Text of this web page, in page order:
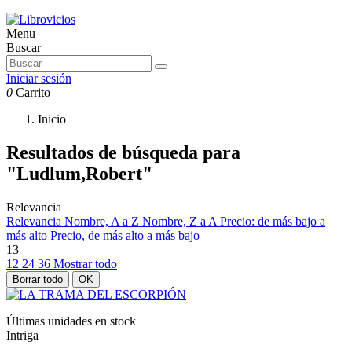
Menu
Buscar
Iniciar sesión
0 Carrito
Inicio
Resultados de búsqueda para
"Ludlum,Robert"
Relevancia
Relevancia Nombre, A a Z Nombre, Z a A Precio: de más bajo a
más alto Precio, de más alto a más bajo
13
12 24 36 Mostrar todo
Borrar todo OK
Últimas unidades en stock
Intriga